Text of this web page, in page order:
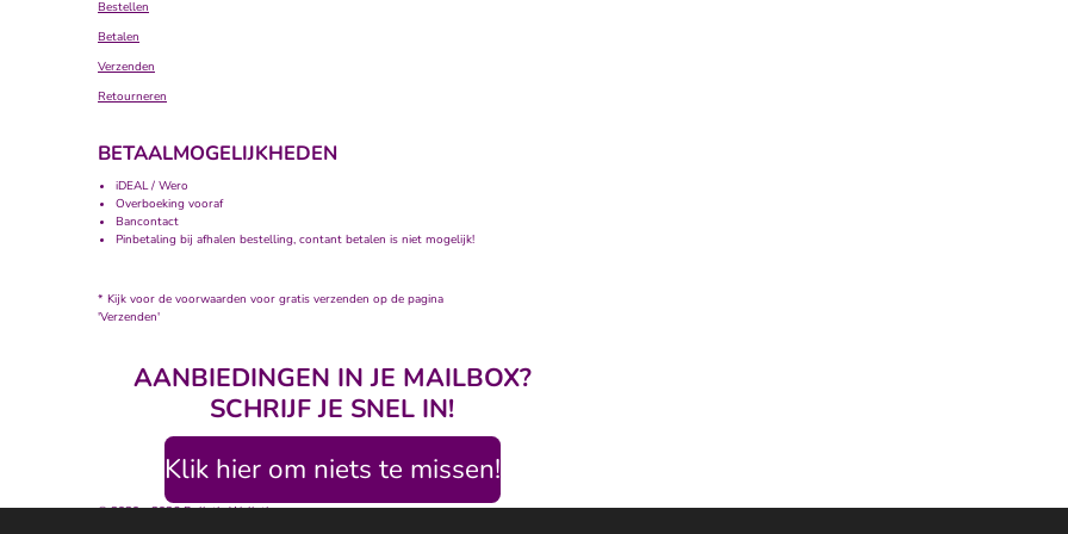
Bestellen
Betalen
Verzenden
Retourneren
BETAALMOGELIJKHEDEN
iDEAL / Wero
Overboeking vooraf
Bancontact
Pinbetaling bij afhalen bestelling, contant betalen is niet mogelijk!
* Kijk voor de voorwaarden voor gratis verzenden op de pagina
'Verzenden'
AANBIEDINGEN IN JE MAILBOX?
SCHRIJF JE SNEL IN!
Klik hier om niets te missen!
© 2020 - 2026 Bolletje Wolletje